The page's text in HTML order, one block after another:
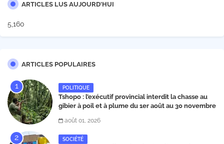
ARTICLES LUS AUJOURD'HUI
5,160
ARTICLES POPULAIRES
POLITIQUE
Tshopo : l’exécutif provincial interdit la chasse au
gibier à poil et à plume du 1er août au 30 novembre
août 01, 2026
SOCIÉTÉ